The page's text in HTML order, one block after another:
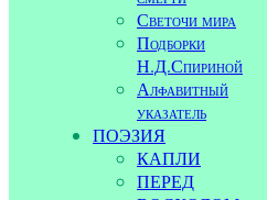
Светочи мира
Подборки
Н.Д.Спириной
Алфавитный
указатель
ПОЭЗИЯ
КАПЛИ
ПЕРЕД